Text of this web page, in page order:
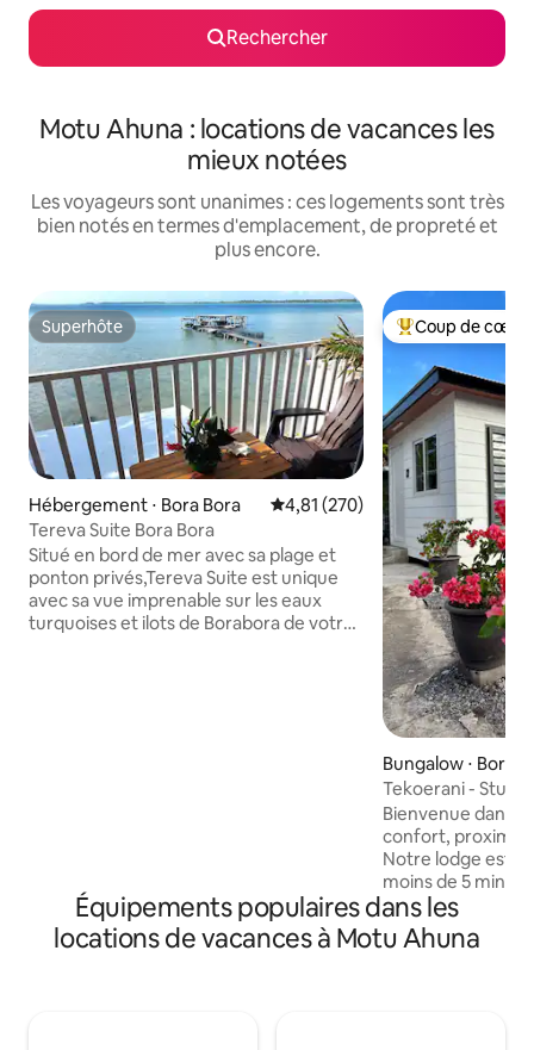
Rechercher
Motu Ahuna : locations de vacances les
mieux notées
Les voyageurs sont unanimes : ces logements sont très
bien notés en termes d'emplacement, de propreté et
plus encore.
Superhôte
Superhôte
Hébergement ⋅ Bora Bora Évaluation moyenne sur la
4,81 (270)
Tereva Suite Bora Bora
Situé en bord de mer avec sa plage et
ponton privés,Tereva Suite est unique
avec sa vue imprenable sur les eaux
turquoises et ilots de Borabora de votre
Coups de cœur
Coup de cœur
Bungalow ⋅ Bora-
Tekoerani -
Bienvenue dans
confort,
Notre lodge est
moins de 5
Vaitape. Il se
maison familiale
bungalows privés
Équipements populaires dans les
locations de vacances à Motu Ahuna